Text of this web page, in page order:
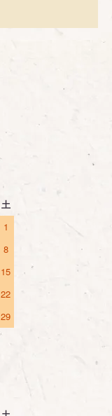
土
1
8
15
22
29